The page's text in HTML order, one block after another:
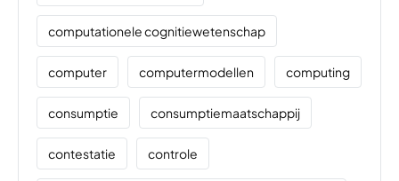
computationele cognitiewetenschap
computer computermodellen computing
consumptie consumptiemaatschappij
contestatie controle